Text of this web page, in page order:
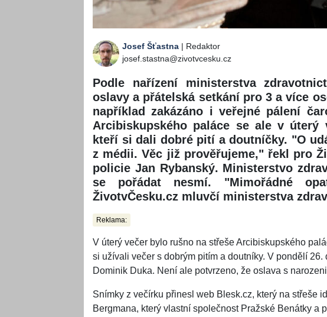
Josef Šťastna | Redaktor
josef.stastna@zivotvcesku.cz
Podle nařízení ministerstva
oslavy a přátelská setkání pro 3 a více
například zakázáno i veřejné pálení
Arcibiskupského paláce se ale v úterý
kteří si dali dobré pití a doutníčky. "O
z médii. Věc již prověřujeme," řekl pro
policie Jan Rybanský. Ministerstvo
se pořádat nesmí. "Mimořádné
ŽivotvČesku.cz mluvčí ministerstva
Reklama:
V úterý večer bylo rušno na střeše Arcibiskupského
si užívali večer s dobrým pitím a doutníky. V pondělí
Dominik Duka. Není ale potvrzeno, že oslava s
Snímky z večírku přinesl web Blesk.cz, který na střeše
Bergmana, který vlastní společnost Pražské Benátky a